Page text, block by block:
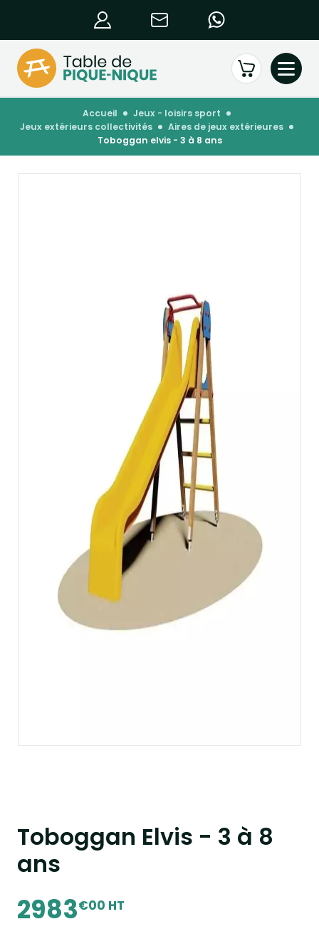
accueil
jeux - loisirs sport
jeux extérieurs collectivités
aires de jeux extérieures
toboggan elvis - 3 à 8 ans
Toboggan Elvis - 3 à 8
ans
2983€00 HT